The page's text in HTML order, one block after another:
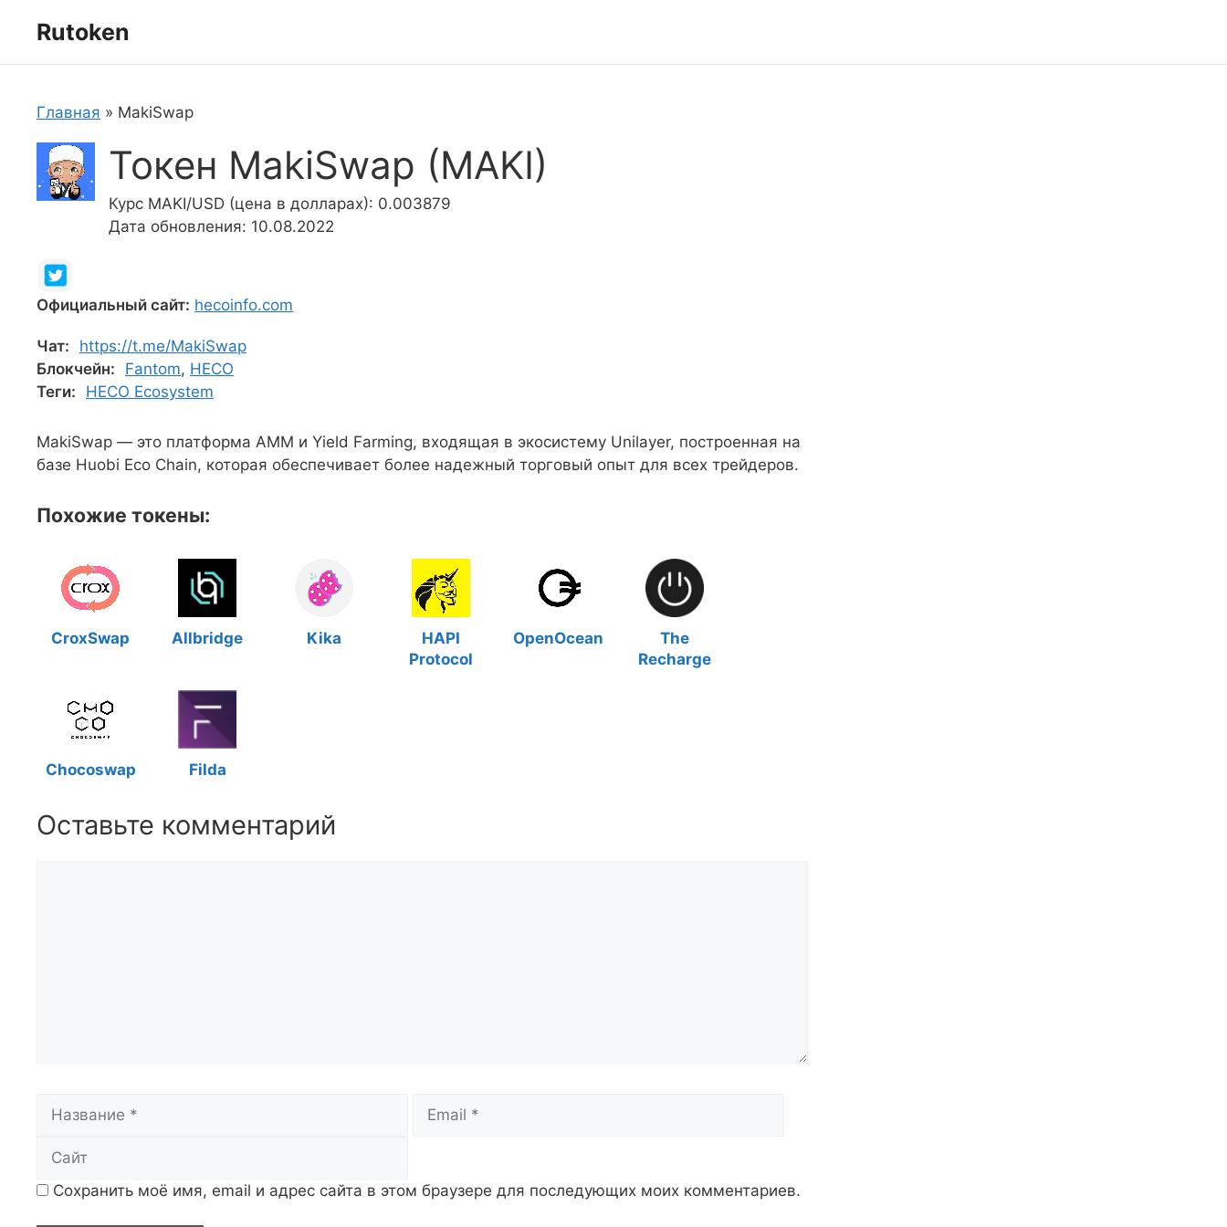
Rutoken
Главная » MakiSwap
Токен MakiSwap (MAKI)
Курс MAKI/USD (цена в долларах): 0.003879
Дата обновления: 10.08.2022
Официальный сайт: hecoinfo.com
Чат:
https://t.me/MakiSwap
Блокчейн:
Fantom, HECO
Теги:
HECO Ecosystem
MakiSwap — это платформа AMM и Yield Farming, входящая в экосистему Unilayer, построенная на
базе Huobi Eco Chain, которая обеспечивает более надежный торговый опыт для всех трейдеров.
Похожие токены:
CroxSwap Allbridge Kika
HAPI
Protocol
OpenOcean
The
Recharge
Chocoswap Filda
Оставьте комментарий
Сохранить моё имя, email и адрес сайта в этом браузере для последующих моих комментариев.